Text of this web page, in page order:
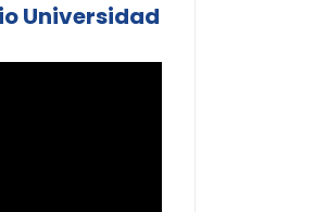
Universidad